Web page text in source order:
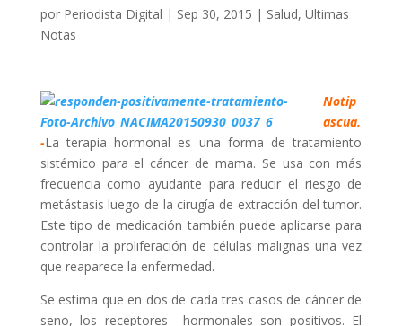
por Periodista Digital | Sep 30, 2015 | Salud, Ultimas
Notas
Notip
ascua.
-La terapia hormonal es una forma de tratamiento
sistémico para el cáncer de mama. Se usa con más
frecuencia como ayudante para reducir el riesgo de
metástasis luego de la cirugía de extracción del tumor.
Este tipo de medicación también puede aplicarse para
controlar la proliferación de células malignas una vez
que reaparece la enfermedad.
Se estima que en dos de cada tres casos de cáncer de
seno, los receptores hormonales son positivos. El